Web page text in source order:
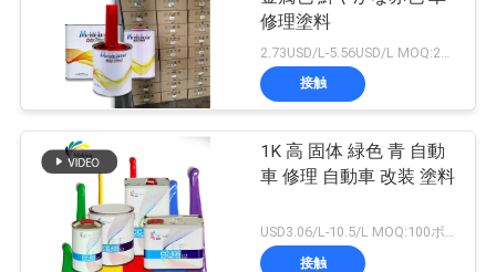
修理塗料
接触
1K 高 固体 緑色 青 自動
車 修理 自動車 改装 塗料
USD3.06/L-10.5/L MOQ:100ボックス
接触